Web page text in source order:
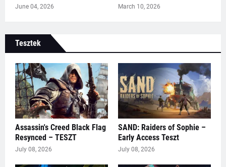
June 04, 2026 March 10, 2026
Tesztek
Assassin's Creed Black Flag
Resynced – TESZT
July 08, 2026
SAND: Raiders of Sophie –
Early Access Teszt
July 08, 2026